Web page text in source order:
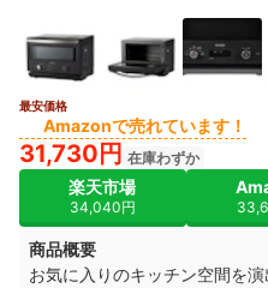
最安価格
Amazonで売れています！
31,730円 在庫わずか
楽天市場
34,040円
商品概要
お気に入りのキッチン空間を